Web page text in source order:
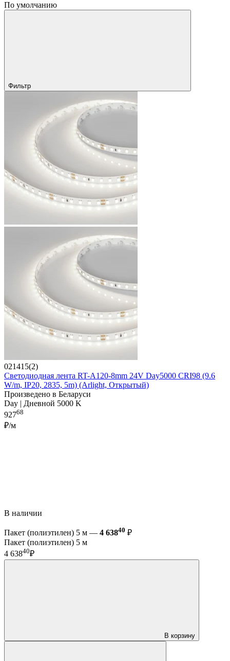
По умолчанию
Фильтр
021415(2)
Светодиодная лента RT-A120-8mm 24V Day5000 CRI98 (9.6
W/m, IP20, 2835, 5m) (Arlight, Открытый)
Произведено в Беларуси
Day | Дневной 5000 K
92768
₽/м
В наличии
Пакет (полиэтилен) 5 м — 4 63840 ₽
Пакет (полиэтилен) 5 м
4 63840₽
В корзину